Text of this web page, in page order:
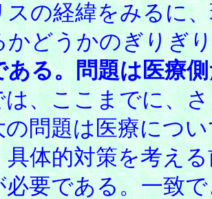
の経緯をみるに、
かどうかのぎりぎ
ある。問題は医療
、ここまでに、さ
の問題は医療につ
具体的対策を考え
必要である。一致